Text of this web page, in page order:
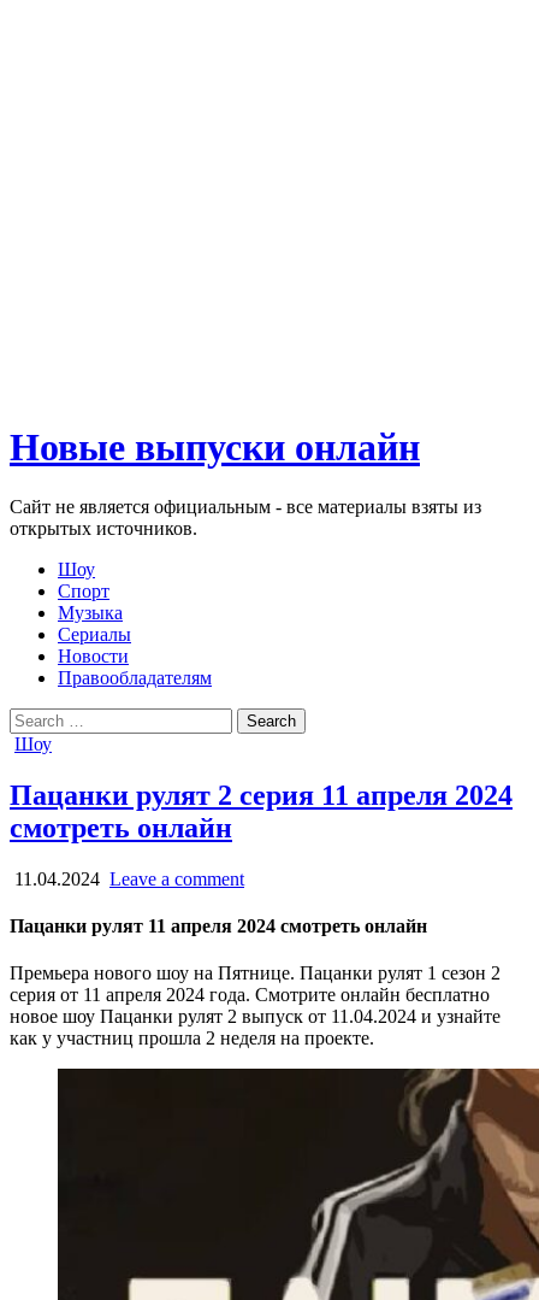
Новые выпуски онлайн
Сайт не является официальным - все материалы взяты из
открытых источников.
Шоу
Спорт
Музыка
Сериалы
Новости
Правообладателям
Search
for:
Posted
Шоу
Пацанки рулят 2 серия 11 апреля 2024
смотреть онлайн
11.04.2024 Leave a comment
Пацанки рулят 11 апреля 2024 смотреть онлайн
Премьера нового шоу на Пятнице. Пацанки рулят 1 сезон 2
серия от 11 апреля 2024 года. Смотрите онлайн бесплатно
новое шоу Пацанки рулят 2 выпуск от 11.04.2024 и узнайте
как у участниц прошла 2 неделя на проекте.